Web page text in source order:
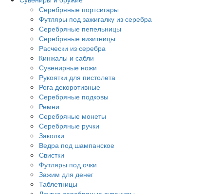
Серебряные портсигары
Футляры под зажигалку из серебра
Серебряные пепельницы
Серебряные визитницы
Расчески из серебра
Кинжалы и сабли
Сувенирные ножи
Рукоятки для пистолета
Рога декоротивные
Серебряные подковы
Ремни
Серебряные монеты
Серебряные ручки
Заколки
Ведра под шампанское
Свистки
Футляры под очки
Зажим для денег
Таблетницы